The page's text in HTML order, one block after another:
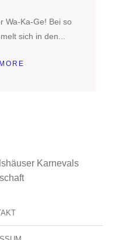
Wa-Ka-Ge! Bei so
sich in den...